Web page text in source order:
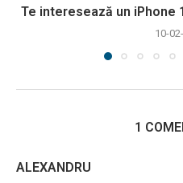
Te interesează un iPhone
10-
1
ALEXANDRU